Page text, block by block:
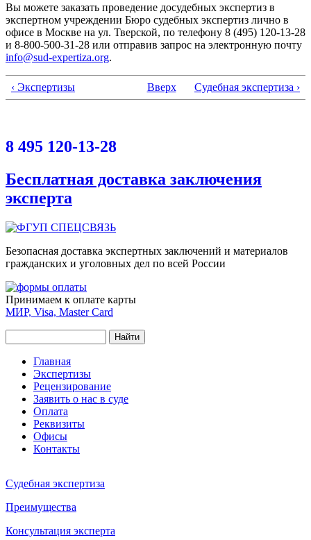
Вы можете заказать проведение досудебных экспертиз в
экспертном учреждении Бюро судебных экспертиз лично в
офисе в Москве на ул. Тверской, по телефону 8 (495) 120-13-28
и 8-800-500-31-28 или отправив запрос на электронную почту
info@sud-expertiza.org.
‹ Экспертизы Вверх Судебная экспертиза ›
8 495 120-13-28
Бесплатная доставка заключения
эксперта
Безопасная доставка экспертных заключений и материалов
гражданских и уголовных дел по всей России
Принимаем к оплате карты
МИР, Visa, Master Card
Главное меню
Главная
Экспертизы
Рецензирование
Заявить о нас в суде
Оплата
Реквизиты
Офисы
Контакты
Судебная экспертиза
Преимущества
Консультация эксперта